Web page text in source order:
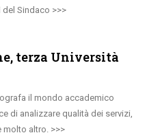
del Sindaco
terza Università
il mondo accademico
di analizzare qualità dei servizi,
altro.